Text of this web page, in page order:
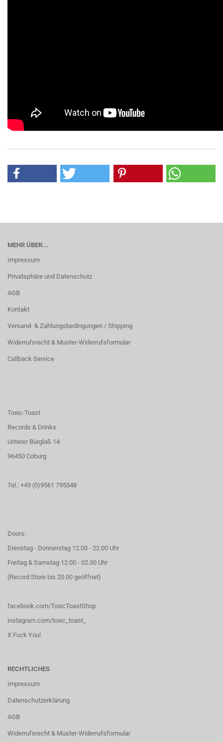
MEHR ÜBER...
Impressum
Privatsphäre und Datenschutz
AGB
Kontakt
Versand- & Zahlungsbedingungen / Shipping
Widerrufsrecht & Muster-Widerrufsformular
Callback Service
Toxic-Toast
Records & Drinks
Unterer Bürglaß 14
96450 Coburg
Tel.: +49 (0)9561 795348
Doors:
Dienstag - Donnerstag 12.00 - 22.00 Uhr
Freitag & Samstag 12.00 - 02.00 Uhr
(Record Store bis 20.00 geöffnet)
facebook.com/ToxicToastShop
instagram.com/toxic_toast_
X Fuck You!
RECHTLICHES
Impressum
Datenschutzerklärung
AGB
Widerrufsrecht & Muster-Widerrufsformular